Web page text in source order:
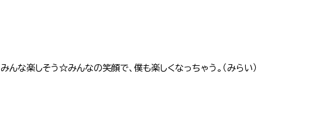
みんな楽しそう☆みんなの笑顔で、僕も楽しくなっちゃう。（みらい）